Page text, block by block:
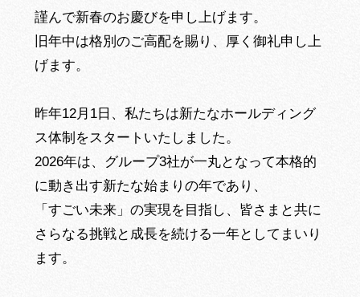
謹んで新春のお慶びを申し上げます。
旧年中は格別のご高配を賜り、厚く御礼申し上
げます。
昨年12月1日、私たちは新たなホールディング
ス体制をスタートいたしました。
2026年は、グループ3社が一丸となって本格的
に動き出す新たな始まりの年であり、
「すごい未来」の実現を目指し、皆さまと共に
さらなる挑戦と成長を続ける一年としてまいり
ます。